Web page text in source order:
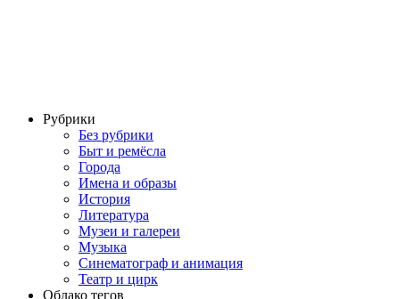
Рубрики
Без рубрики
Быт и ремёсла
Города
Имена и образы
История
Литература
Музеи и галереи
Музыка
Синематограф и анимация
Театр и цирк
Облако тегов